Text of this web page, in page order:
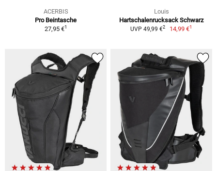
ACERBIS
Pro Beintasche
27,95 €1
Louis
Hartschalenrucksack Schwarz
UVP 49,99 €2 14,99 €1